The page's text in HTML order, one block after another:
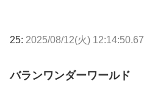
25: 2025/08/12(火) 12:14:50.67
バランワンダーワールド